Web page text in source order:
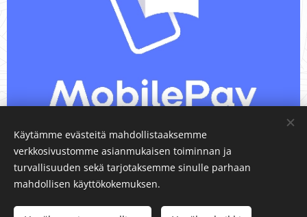
Peru postituslistatästä.
Käytämme evästeitä mahdollistaaksemme
verkkosivustomme asianmukaisen toiminnan ja
turvallisuuden sekä tarjotaksemme sinulle parhaan
mahdollisen käyttökokemuksen.